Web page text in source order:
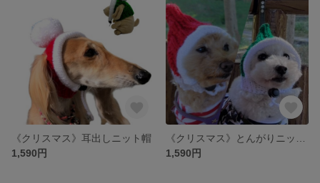
《クリスマス》耳出しニット帽
1,590円
1,590円